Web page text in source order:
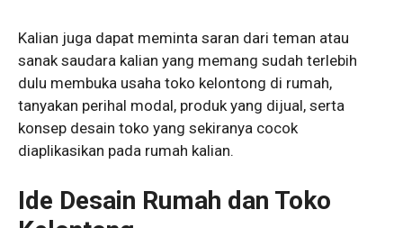
Kalian juga dapat meminta saran dari teman atau
sanak saudara kalian yang memang sudah terlebih
dulu membuka usaha toko kelontong di rumah,
tanyakan perihal modal, produk yang dijual, serta
konsep desain toko yang sekiranya cocok
diaplikasikan pada rumah kalian.
Ide Desain Rumah dan Toko